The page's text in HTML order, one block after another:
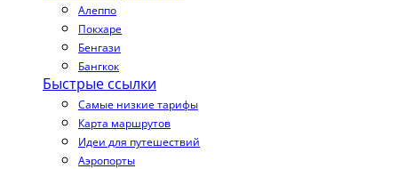
Алеппо
Покхаре
Бенгази
Бангкок
Быстрые ссылки
Самые низкие тарифы
Карта маршрутов
Идеи для путешествий
Аэропорты